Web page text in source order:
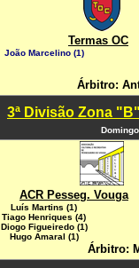
Termas OC
João Marcelino (1)
Árbitro:
3ª Divisão Zona
ACR Pesseg. Vouga
Luís Martins (1)
Tiago Henriques (4)
Diogo Figueiredo (1)
Hugo Amaral (1)
Árbitro: